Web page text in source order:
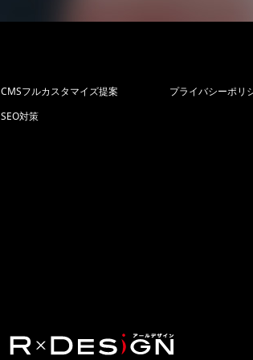
CMSフルカスタマイズ提案
SEO対策
プライバシーポリ